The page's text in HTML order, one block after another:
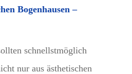
Bogenhausen –
schnellstmöglich
nur aus ästhetischen